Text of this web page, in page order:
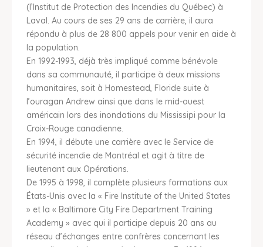
(l’Institut de Protection des Incendies du Québec) à
Laval. Au cours de ses 29 ans de carrière, il aura
répondu à plus de 28 800 appels pour venir en aide à
la population.
En 1992-1993, déjà très impliqué comme bénévole
dans sa communauté, il participe à deux missions
humanitaires, soit à Homestead, Floride suite à
l’ouragan Andrew ainsi que dans le mid-ouest
américain lors des inondations du Mississipi pour la
Croix-Rouge canadienne.
En 1994, il débute une carrière avec le Service de
sécurité incendie de Montréal et agit à titre de
lieutenant aux Opérations.
De 1995 à 1998, il complète plusieurs formations aux
États-Unis avec la « Fire Institute of the United States
» et la « Baltimore City Fire Department Training
Academy » avec qui il participe depuis 20 ans au
réseau d’échanges entre confrères concernant les